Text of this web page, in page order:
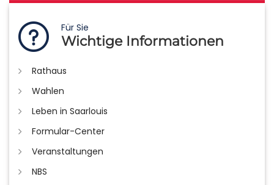
Für Sie
Wichtige Informationen
Rathaus
Wahlen
Leben in Saarlouis
Formular-Center
Veranstaltungen
NBS